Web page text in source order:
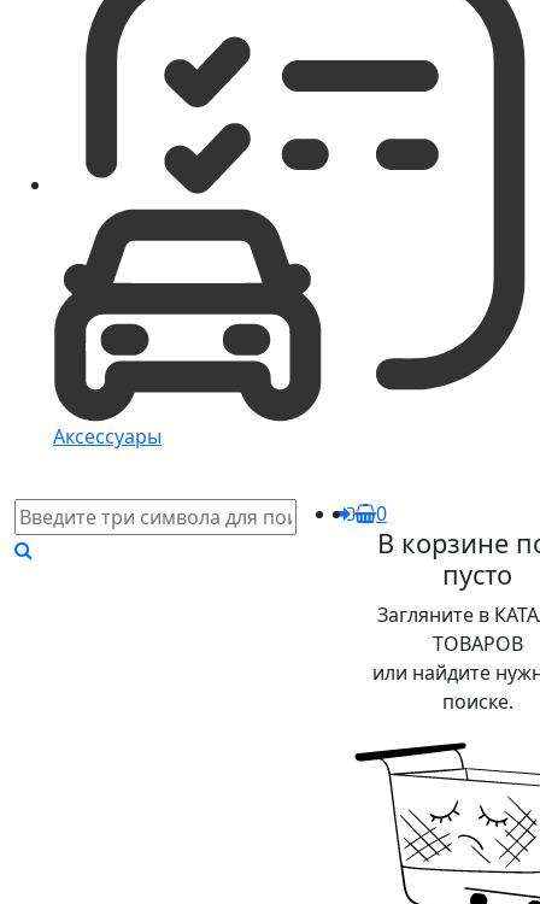
Аксессуары
0
В корзине
пусто
Загляните в
ТОВАРОВ
или найдите
поиске.